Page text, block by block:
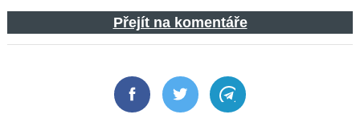
Přejít na komentáře
FacebookTwitter Telegram